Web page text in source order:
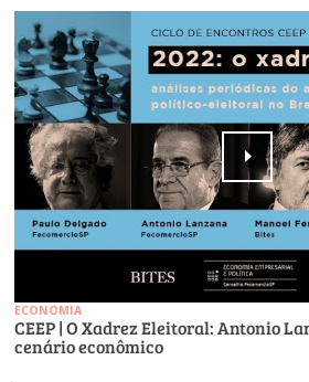
ECONOMIA
CEEP | O Xadrez Eleitoral: Antonio
cenário econômico